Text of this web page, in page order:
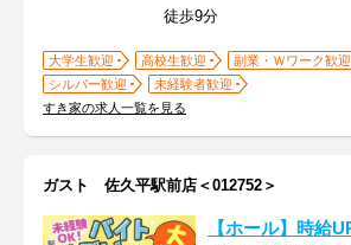
徒歩9分
大学生歓迎 高校生歓迎
副業・Ｗワーク歓迎
シルバー歓迎
未経験者歓迎
すき家の求人一覧を見る
ガスト 佐久平駅前店＜012752＞
【ホール】時給